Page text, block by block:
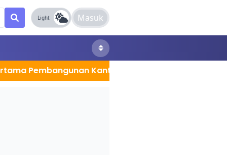
Light Masuk
Kantor Sekretariat MPC Kota Jambi